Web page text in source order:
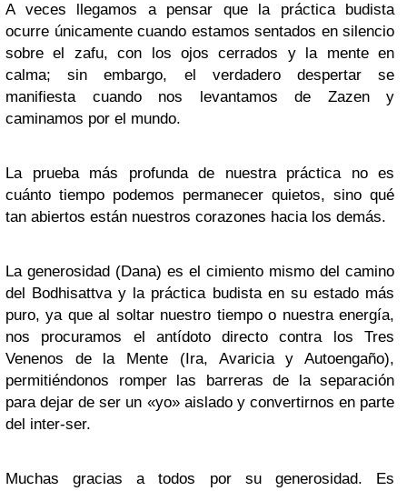
A veces llegamos a pensar que la práctica budista
ocurre únicamente cuando estamos sentados en silencio
sobre el zafu, con los ojos cerrados y la mente en
calma; sin embargo, el verdadero despertar se
manifiesta cuando nos levantamos de Zazen y
caminamos por el mundo.
La prueba más profunda de nuestra práctica no es
cuánto tiempo podemos permanecer quietos, sino qué
tan abiertos están nuestros corazones hacia los demás.
La generosidad (Dana) es el cimiento mismo del camino
del Bodhisattva y la práctica budista en su estado más
puro, ya que al soltar nuestro tiempo o nuestra energía,
nos procuramos el antídoto directo contra los Tres
Venenos de la Mente (Ira, Avaricia y Autoengaño),
permitiéndonos romper las barreras de la separación
para dejar de ser un «yo» aislado y convertirnos en parte
del inter-ser.
Muchas gracias a todos por su generosidad. Es